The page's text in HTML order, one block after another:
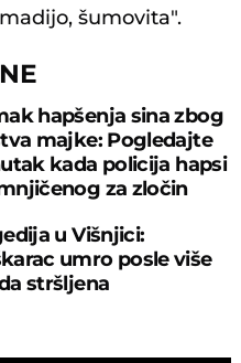
šumovita".
hapšenja sina zbog
majke: Pogledajte
kada policija hapsi
za zločin
u Višnjici:
umro posle više
stršljena